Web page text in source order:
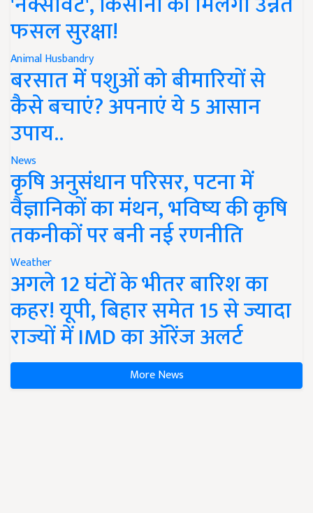
फसल सुरक्षा!
Animal Husbandry
बरसात में पशुओं को बीमारियों से
कैसे बचाएं? अपनाएं ये 5 आसान
उपाय..
News
कृषि अनुसंधान परिसर, पटना में
वैज्ञानिकों का मंथन, भविष्य की कृषि
तकनीकों पर बनी नई रणनीति
Weather
अगले 12 घंटों के भीतर बारिश का
कहर! यूपी, बिहार समेत 15 से ज्यादा
राज्यों में IMD का ऑरेंज अलर्ट
More News